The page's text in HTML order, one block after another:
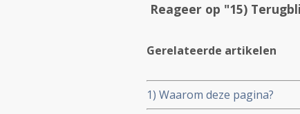
Reageer op "15)
Gerelateerde artikelen
1) Waarom deze pagina?